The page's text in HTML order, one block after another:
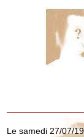
Le samedi 27/07/